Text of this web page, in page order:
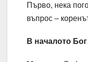
Първо, нека
въпрос –
В началото